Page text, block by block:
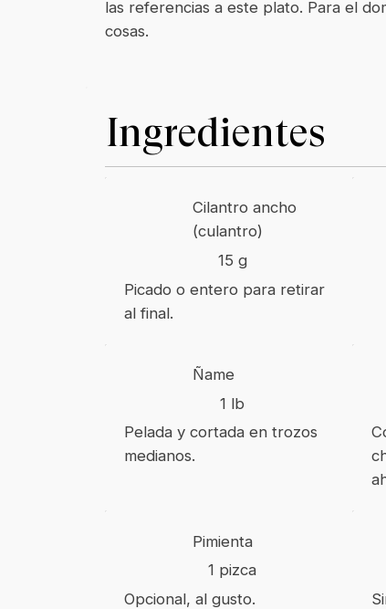
las referencias a este plato. Para el
cosas.
Cilantro ancho
(culantro)
15 g
Picado o entero para retirar
al final.
Ñame
1 lb
Pelada y cortada en trozos
medianos.
Pimienta
1 pizca
Opcional, al gusto.
Ingredientes